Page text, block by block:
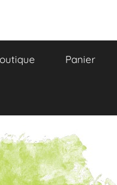
Panier